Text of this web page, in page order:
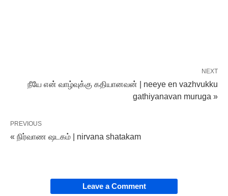
NEXT
நீயே என் வாழ்வுக்கு கதியானவன் | neeye en vazhvukku
gathiyanavan muruga »
PREVIOUS
« நிர்வாண ஷடகம் | nirvana shatakam
Leave a Comment